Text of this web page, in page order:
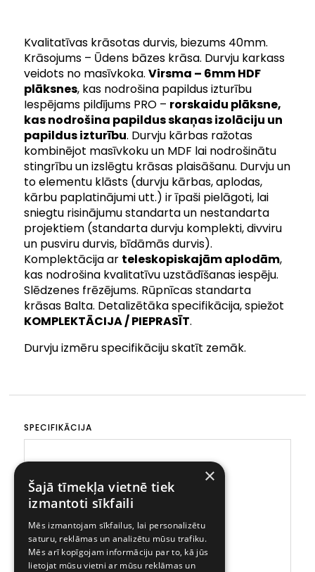
Kvalitatīvas krāsotas durvis, biezums 40mm.
Krāsojums – Ūdens bāzes krāsa. Durvju karkass
veidots no masīvkoka.Virsma – 6mm HDF
plāksnes, kas nodrošina papildus izturību
Iespējams pildījums PRO – rorskaidu plāksne,
kas nodrošina papildus skaņas izolāciju un
papildus izturību. Durvju kārbas ražotas
kombinējot masīvkoku un MDF lai nodrošinātu
stingrību un izslēgtu krāsas plaisāšanu. Durvju un
to elementu klāsts (durvju kārbas, aplodas,
kārbu paplatinājumi utt.) ir īpaši pielāgoti, lai
sniegtu risinājumu standarta un nestandarta
projektiem (standarta durvju komplekti, divviru
un pusviru durvis, bīdāmās durvis).
Komplektācija ar teleskopiskajām aplodām,
kas nodrošina kvalitatīvu uzstādīšanas iespēju.
Slēdzenes frēzējums. Rūpnīcas standarta
krāsas Balta. Detalizētāka specifikācija, spiežot
KOMPLEKTĀCIJA / PIEPRASĪT.
Durvju izmēru specifikāciju skatīt zemāk.
SPECIFIKĀCIJA
×
Šajā tīmekļa vietnē tiek
izmantoti sīkfaili
Mēs izmantojam sīkfailus, lai personalizētu
saturu, reklāmas un analizētu mūsu trafiku.
Mēs arī kopīgojam informāciju par to, kā jūs
lietojat mūsu vietni ar mūsu reklāmas un